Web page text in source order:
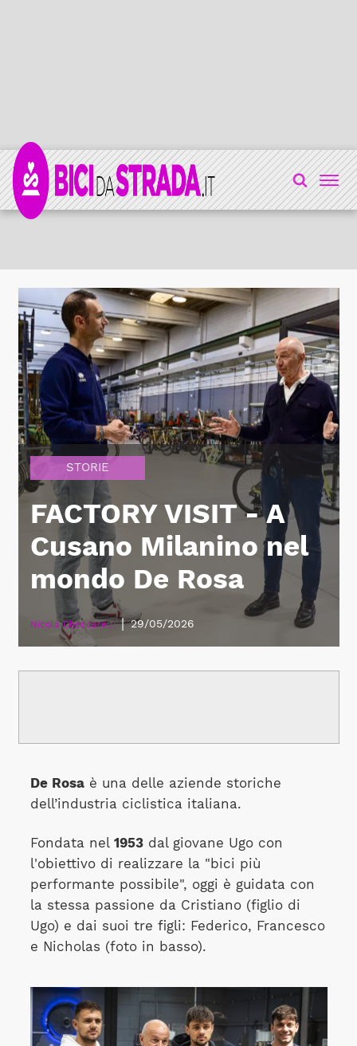
STORIE
FACTORY VISIT - A
Cusano Milanino nel
mondo De Rosa
Nicola Checcarelli | 29/05/2026
De Rosaè una delle aziende storiche
dell’industria ciclistica italiana.
Fondata nel 1953dal giovane Ugo con
l'obiettivo di realizzare la "bici più
performante possibile", oggi è guidata con
la stessa passione da Cristiano (figlio di
Ugo) e dai suoi tre figli: Federico, Francesco
e Nicholas (foto in basso).